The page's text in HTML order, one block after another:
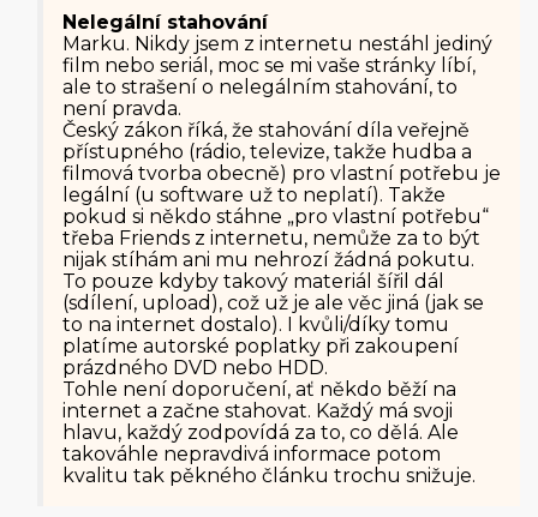
Nelegální stahování
Marku. Nikdy jsem z internetu nestáhl jediný
film nebo seriál, moc se mi vaše stránky líbí,
ale to strašení o nelegálním stahování, to
není pravda.
Český zákon říká, že stahování díla veřejně
přístupného (rádio, televize, takže hudba a
filmová tvorba obecně) pro vlastní potřebu je
legální (u software už to neplatí). Takže
pokud si někdo stáhne „pro vlastní potřebu“
třeba Friends z internetu, nemůže za to být
nijak stíhám ani mu nehrozí žádná pokutu.
To pouze kdyby takový materiál šířil dál
(sdílení, upload), což už je ale věc jiná (jak se
to na internet dostalo). I kvůli/díky tomu
platíme autorské poplatky při zakoupení
prázdného DVD nebo HDD.
Tohle není doporučení, ať někdo běží na
internet a začne stahovat. Každý má svoji
hlavu, každý zodpovídá za to, co dělá. Ale
takováhle nepravdivá informace potom
kvalitu tak pěkného článku trochu snižuje.